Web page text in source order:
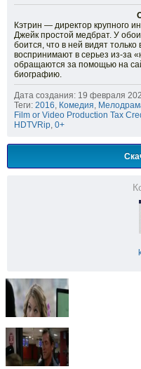
Кэтрин — директор крупного
Джейк простой медбрат. У
боится, что в ней видят
воспринимают в серьез из-за
обращаются за помощью на
биографию.
Дата создания: 19 февраля
Теги: 2016, Комедия,
Film or Video Production Tax
HDTVRip, 0+